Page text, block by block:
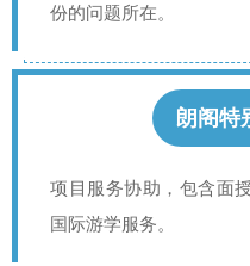
份的问题所在。
朗阁特
项目服务协助，包含面
国际游学服务。